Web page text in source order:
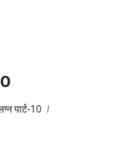
पार्ट-10